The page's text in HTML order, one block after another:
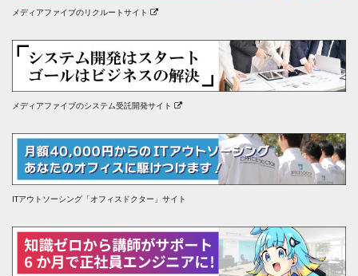
メディアファイブのリクルートサイト
メディアファイブのシステム受託開発サイト
ITアウトソーシング「オフィスドクター」サイト